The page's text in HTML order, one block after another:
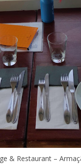
& Restaurant –